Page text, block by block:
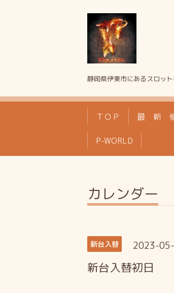
静岡県伊東市にあるスロッ
ＴＯＰ 最 新
P-WORLD
カレンダー
新台入替 2023-
新台入替初日